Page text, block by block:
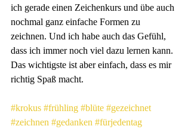
ich gerade einen Zeichenkurs und übe auch
nochmal ganz einfache Formen zu
zeichnen. Und ich habe auch das Gefühl,
dass ich immer noch viel dazu lernen kann.
Das wichtigste ist aber einfach, dass es mir
richtig Spaß macht.
#krokus #frühling #blüte #gezeichnet
#zeichnen #gedanken #fürjedentag